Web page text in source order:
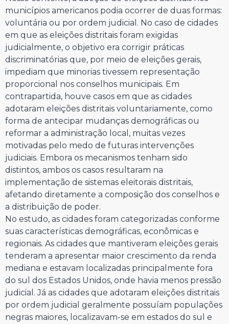
municípios americanos podia ocorrer de duas formas:
voluntária ou por ordem judicial. No caso de cidades
em que as eleições distritais foram exigidas
judicialmente, o objetivo era corrigir práticas
discriminatórias que, por meio de eleições gerais,
impediam que minorias tivessem representação
proporcional nos conselhos municipais. Em
contrapartida, houve casos em que as cidades
adotaram eleições distritais voluntariamente, como
forma de antecipar mudanças demográficas ou
reformar a administração local, muitas vezes
motivadas pelo medo de futuras intervenções
judiciais. Embora os mecanismos tenham sido
distintos, ambos os casos resultaram na
implementação de sistemas eleitorais distritais,
afetando diretamente a composição dos conselhos e
a distribuição de poder.
No estudo, as cidades foram categorizadas conforme
suas características demográficas, econômicas e
regionais. As cidades que mantiveram eleições gerais
tenderam a apresentar maior crescimento da renda
mediana e estavam localizadas principalmente fora
do sul dos Estados Unidos, onde havia menos pressão
judicial. Já as cidades que adotaram eleições distritais
por ordem judicial geralmente possuíam populações
negras maiores, localizavam-se em estados do sul e